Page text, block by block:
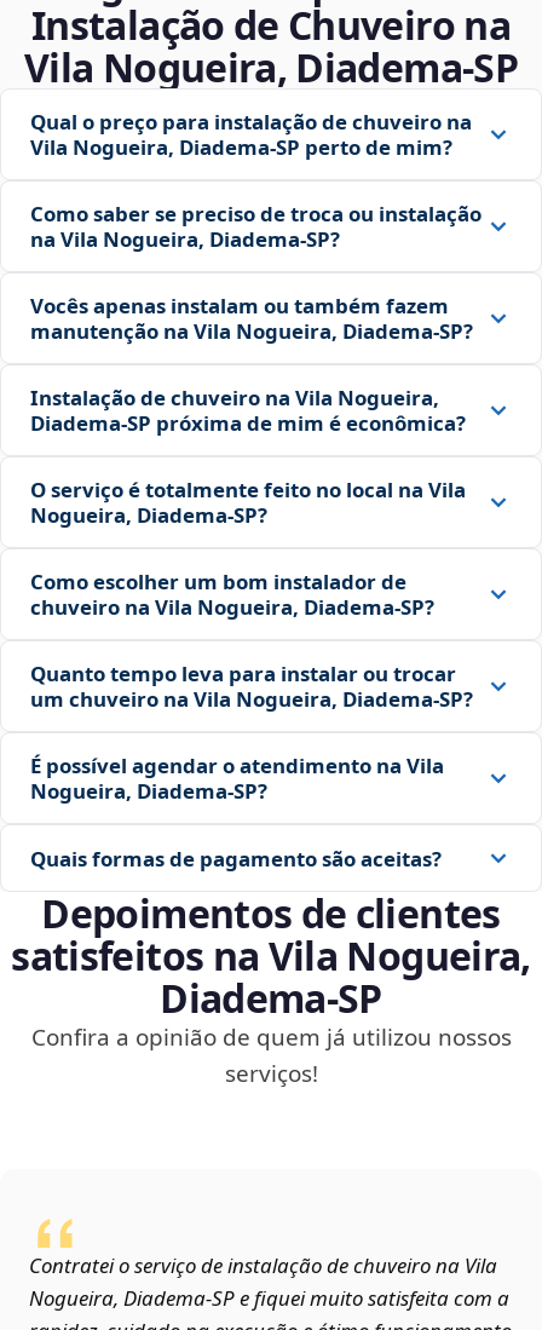
Instalação de Chuveiro na
Vila Nogueira, Diadema‑SP
Qual o preço para instalação de chuveiro na
Vila Nogueira, Diadema‑SP perto de mim?
Como saber se preciso de troca ou instalação
na Vila Nogueira, Diadema‑SP?
Vocês apenas instalam ou também fazem
manutenção na Vila Nogueira, Diadema‑SP?
Instalação de chuveiro na Vila Nogueira,
Diadema‑SP próxima de mim é econômica?
O serviço é totalmente feito no local na Vila
Nogueira, Diadema‑SP?
Como escolher um bom instalador de
chuveiro na Vila Nogueira, Diadema‑SP?
Quanto tempo leva para instalar ou trocar
um chuveiro na Vila Nogueira, Diadema‑SP?
É possível agendar o atendimento na Vila
Nogueira, Diadema‑SP?
Quais formas de pagamento são aceitas?
Depoimentos de clientes
satisfeitos na Vila Nogueira,
Diadema‑SP
Confira a opinião de quem já utilizou nossos
serviços!
Contratei o serviço de instalação de chuveiro na Vila
Nogueira, Diadema‑SP e fiquei muito satisfeita com a